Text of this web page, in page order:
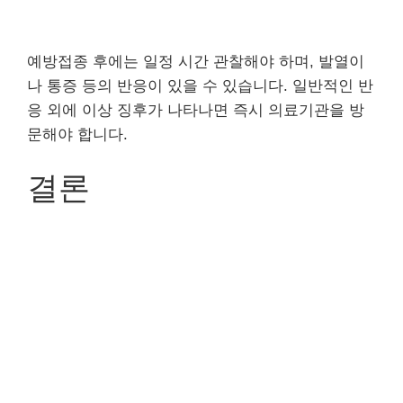
예방접종 후에는 일정 시간 관찰해야 하며, 발열이
나 통증 등의 반응이 있을 수 있습니다. 일반적인 반
응 외에 이상 징후가 나타나면 즉시 의료기관을 방
문해야 합니다.
결론